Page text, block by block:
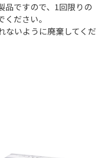
品ですので、1回限りの
ださい。
ないように廃棄してくだ